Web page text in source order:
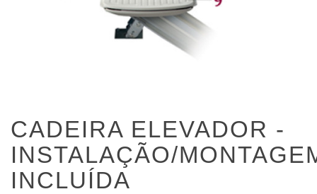
CADEIRA ELEVADOR -
INSTALAÇÃO/
INCLUÍDA